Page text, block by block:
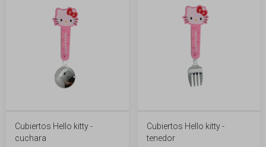
Cubiertos Hello kitty -
cuchara
Cubiertos Hello kitty -
tenedor